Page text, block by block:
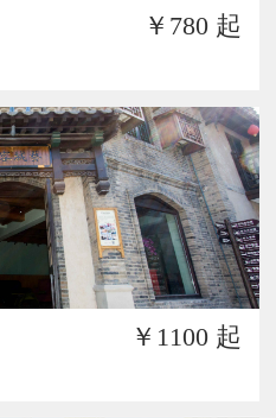
￥780 起
￥1100 起